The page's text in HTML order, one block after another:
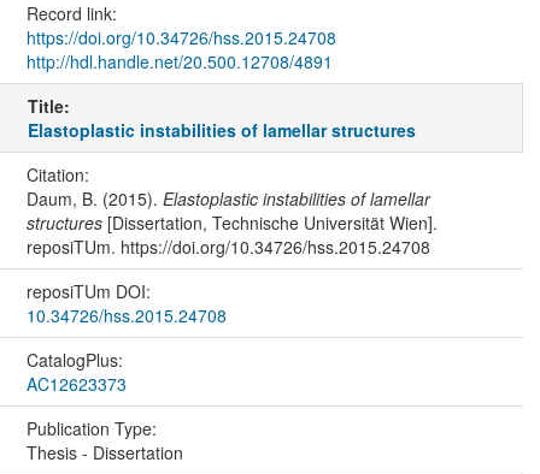
Record link:
https://doi.org/10.34726/hss.2015.24708
http://hdl.handle.net/20.500.12708/4891
Title:
Elastoplastic instabilities of lamellar structures
Citation:
Daum, B. (2015). Elastoplastic instabilities of lamellar
structures[Dissertation, Technische Universität Wien].
reposiTUm. https://doi.org/10.34726/hss.2015.24708
reposiTUm DOI:
10.34726/hss.2015.24708
CatalogPlus:
AC12623373
Publication Type:
Thesis - Dissertation